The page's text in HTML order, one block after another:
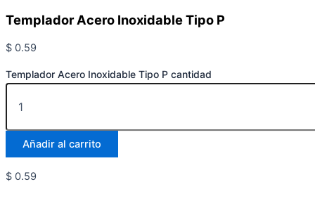
Templador Acero Inoxidable Tipo P
$ 0.59
Templador Acero Inoxidable Tipo P cantidad
Añadir al carrito
$ 0.59